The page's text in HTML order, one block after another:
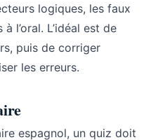
logiques, les faux
l’oral. L’idéal est de
puis de corriger
les erreurs.
espagnol, un quiz doit